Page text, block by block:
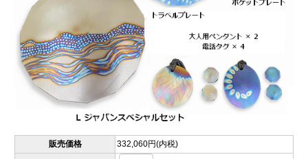
販売価格 332,060円(内税)